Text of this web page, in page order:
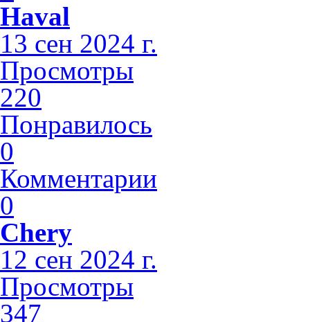
Haval
13 сен 2024 г.
Просмотры
220
Понравилось
0
Комментарии
0
Chery
12 сен 2024 г.
Просмотры
347